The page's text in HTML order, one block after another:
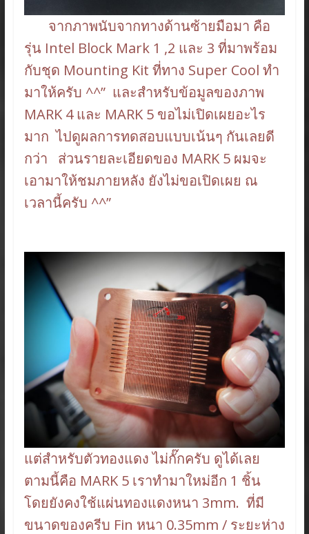
จากภาพนับจากทางด้านซ้ายมือมา คือ
รุ่น Intel Block Mark 1 ,2 และ 3 ที่มาพร้อม
กับชุด Mounting Kit ที่ทาง Super Cool ทำ
มาให้ครับ ^^” และสำหรับข้อมูลของภาพ
MARK 4 และ MARK 5 ขอไม่เปิดเผยอะไร
มาก ไปดูผลการทดสอบแบบเน้นๆ กันเลยดี
กว่า ส่วนรายละเอียดของ MARK 5 ผมจะ
เอามาให้ชมภายหลัง ยังไม่ขอเปิดเผย ณ
เวลานี้ครับ ^^”
แต่สำหรับตัวทองแดง ไม่กั๊กครับ ดูได้เลย
ตามนี้คือ MARK 5 เราทำมาใหม่อีก 1 ชิ้น
โดยยังคงใช้แผ่นทองแดงหนา 3mm. ที่มี
ขนาดของครีบ Fin หนา 0.35mm / ระยะห่าง